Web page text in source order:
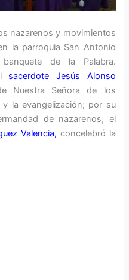
nazarenos y movimientos
la parroquia San Antonio
de la Palabra.
sacerdote Jesús Alonso
Nuestra Señora de los
la evangelización; por su
de nazarenos, el
Valencia, concelebró la